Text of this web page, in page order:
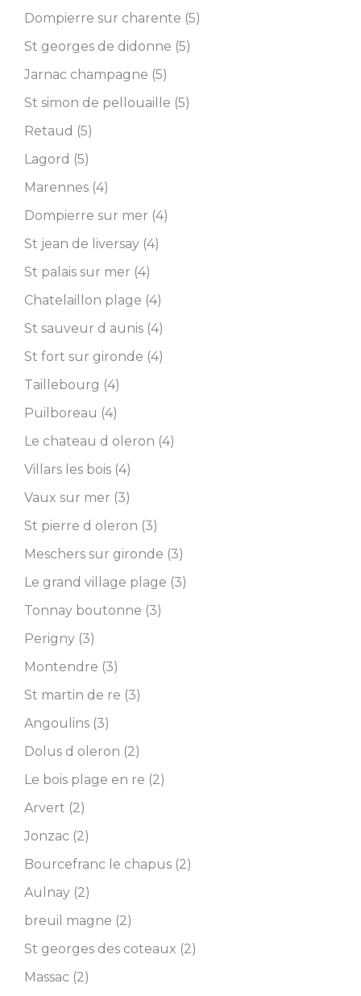
Dompierre sur charente (5)
St georges de didonne (5)
Jarnac champagne (5)
St simon de pellouaille (5)
Retaud (5)
Lagord (5)
Marennes (4)
Dompierre sur mer (4)
St jean de liversay (4)
St palais sur mer (4)
Chatelaillon plage (4)
St sauveur d aunis (4)
St fort sur gironde (4)
Taillebourg (4)
Puilboreau (4)
Le chateau d oleron (4)
Villars les bois (4)
Vaux sur mer (3)
St pierre d oleron (3)
Meschers sur gironde (3)
Le grand village plage (3)
Tonnay boutonne (3)
Perigny (3)
Montendre (3)
St martin de re (3)
Angoulins (3)
Dolus d oleron (2)
Le bois plage en re (2)
Arvert (2)
Jonzac (2)
Bourcefranc le chapus (2)
Aulnay (2)
breuil magne (2)
St georges des coteaux (2)
Massac (2)